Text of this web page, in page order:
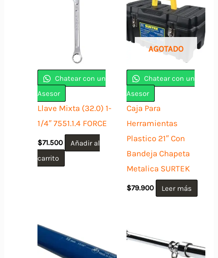
Chatear con un
Asesor
Llave Mixta (32.0) 1-
1/4″ 7551.1.4 FORCE
$71.500
Añadir al
carrito
AGOTADO
Chatear con un
Asesor
Caja Para
Herramientas
Plastico 21″ Con
Bandeja Chapeta
Metalica SURTEK
$79.900 Leer más